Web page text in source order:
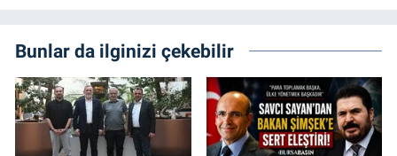
Bunlar da ilginizi çekebilir